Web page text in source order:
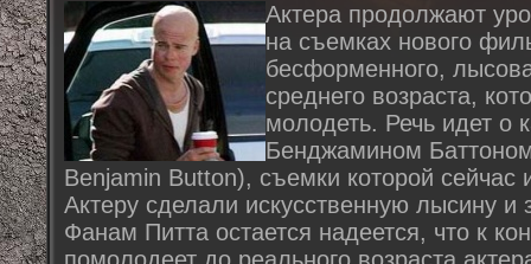
Актера продолжают
на съемках нового
бесформенного,
среднего возраста,
молодеть. Речь идет о
Бенджамином
Benjamin Button), съемки которой
Актеру сделали искусственную лысину и
Фанам Питта остается надеется, что к